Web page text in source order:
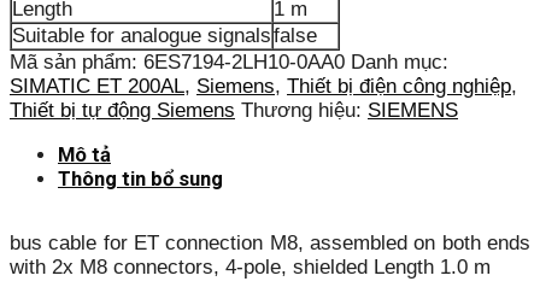
Length
1 m
Suitable for analogue signalsfalse
Mã sản phẩm: 6ES7194-2LH10-0AA0 Danh mục:
SIMATIC ET 200AL, Siemens, Thiết bị điện công nghiệp,
Thiết bị tự động Siemens Thương hiệu: SIEMENS
Mô tả
Thông tin bổ sung
bus cable for ET connection M8, assembled on both ends
with 2x M8 connectors, 4-pole, shielded Length 1.0 m